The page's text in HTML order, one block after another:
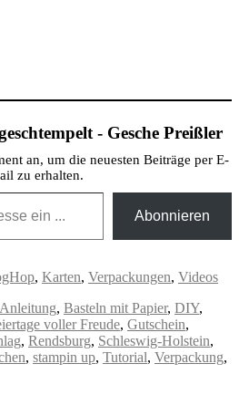
- Gesche Preißler
an, um die neuesten Beiträge per E-
zu erhalten.
Abonnieren
, Karten, Verpackungen, Videos
Anleitung, Basteln mit Papier, DIY,
voller Freude, Gutschein,
, Rendsburg, Schleswig-Holstein,
, stampin up, Tutorial, Verpackung,